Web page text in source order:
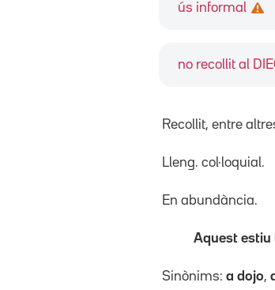
ús informal
no recollit al
Recollit, entre
Lleng. col·loquial.
En abundància.
Aquest estiu
Sinònims: a dojo,